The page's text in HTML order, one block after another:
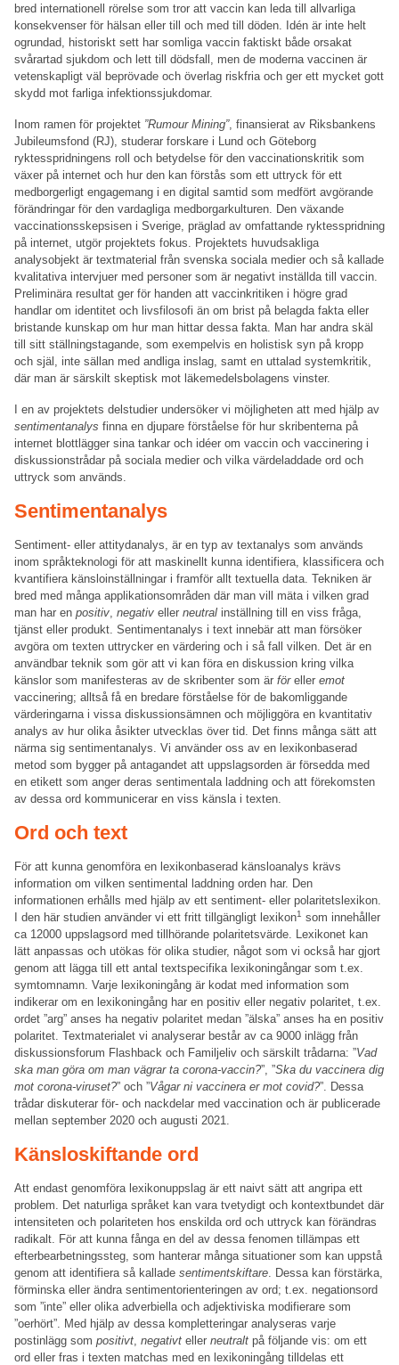
bred internationell rörelse som tror att vaccin kan leda till allvarliga
konsekvenser för hälsan eller till och med till döden. Idén är inte helt
ogrundad, historiskt sett har somliga vaccin faktiskt både orsakat
svårartad sjukdom och lett till dödsfall, men de moderna vaccinen är
vetenskapligt väl beprövade och överlag riskfria och ger ett mycket gott
skydd mot farliga infektionssjukdomar.
Inom ramen för projektet ”Rumour Mining”, finansierat av Riksbankens
Jubileumsfond (RJ), studerar forskare i Lund och Göteborg
ryktesspridningens roll och betydelse för den vaccinationskritik som
växer på internet och hur den kan förstås som ett uttryck för ett
medborgerligt engagemang i en digital samtid som medfört avgörande
förändringar för den vardagliga medborgarkulturen. Den växande
vaccinationsskepsisen i Sverige, präglad av omfattande ryktesspridning
på internet, utgör projektets fokus. Projektets huvudsakliga
analysobjekt är textmaterial från svenska sociala medier och så kallade
kvalitativa intervjuer med personer som är negativt inställda till vaccin.
Preliminära resultat ger för handen att vaccinkritiken i högre grad
handlar om identitet och livsfilosofi än om brist på belagda fakta eller
bristande kunskap om hur man hittar dessa fakta. Man har andra skäl
till sitt ställningstagande, som exempelvis en holistisk syn på kropp
och själ, inte sällan med andliga inslag, samt en uttalad systemkritik,
där man är särskilt skeptisk mot läkemedelsbolagens vinster.
I en av projektets delstudier undersöker vi möjligheten att med hjälp av
sentimentanalys finna en djupare förståelse för hur skribenterna på
internet blottlägger sina tankar och idéer om vaccin och vaccinering i
diskussionstrådar på sociala medier och vilka värdeladdade ord och
uttryck som används.
Sentimentanalys
Sentiment- eller attitydanalys, är en typ av textanalys som används
inom språkteknologi för att maskinellt kunna identifiera, klassificera och
kvantifiera känsloinställningar i framför allt textuella data. Tekniken är
bred med många applikationsområden där man vill mäta i vilken grad
man har en positiv negativ eller neutral inställning till en viss fråga,
tjänst eller produkt. Sentimentanalys i text innebär att man försöker
avgöra om texten uttrycker en värdering och i så fall vilken. Det är en
användbar teknik som gör att vi kan föra en diskussion kring vilka
känslor som manifesteras av de skribenter som är föreller emot
vaccinering; alltså få en bredare förståelse för de bakomliggande
värderingarna i vissa diskussionsämnen och möjliggöra en kvantitativ
analys av hur olika åsikter utvecklas över tid. Det finns många sätt att
närma sig sentimentanalys. Vi använder oss av en lexikonbaserad
metod som bygger på antagandet att uppslagsorden är försedda med
en etikett som anger deras sentimentala laddning och att förekomsten
av dessa ord kommunicerar en viss känsla i texten.
Ord och text
För att kunna genomföra en lexikonbaserad känsloanalys krävs
information om vilken sentimental laddning orden har. Den
informationen erhålls med hjälp av ett sentiment- eller polaritetslexikon.
I den här studien använder vi ett fritt tillgängligt lexikon1 som innehåller
ca 12000 uppslagsord med tillhörande polaritetsvärde. Lexikonet kan
lätt anpassas och utökas för olika studier, något som vi också har gjort
genom att lägga till ett antal textspecifika lexikoningångar som t.ex.
symtomnamn. Varje lexikoningång är kodat med information som
indikerar om en lexikoningång har en positiv eller negativ polaritet, t.ex.
ordet ”arg” anses ha negativ polaritet medan ”älska” anses ha en positiv
polaritet. Textmaterialet vi analyserar består av ca 9000 inlägg från
diskussionsforum Flashback och Familjeliv och särskilt trådarna: ”Vad
ska man göra om man vägrar ta corona-vaccin?”, ”Ska du vaccinera dig
mot corona-viruset?” och ”Vågar ni vaccinera er mot covid?”. Dessa
trådar diskuterar för- och nackdelar med vaccination och är publicerade
mellan september 2020 och augusti 2021.
Känsloskiftande ord
Att endast genomföra lexikonuppslag är ett naivt sätt att angripa ett
problem. Det naturliga språket kan vara tvetydigt och kontextbundet där
intensiteten och polariteten hos enskilda ord och uttryck kan förändras
radikalt. För att kunna fånga en del av dessa fenomen tillämpas ett
efterbearbetningssteg, som hanterar många situationer som kan uppstå
genom att identifiera så kallade sentimentskiftare . Dessa kan förstärka,
förminska eller ändra sentimentorienteringen av ord; t.ex. negationsord
som ”inte” eller olika adverbiella och adjektiviska modifierare som
”oerhört”. Med hjälp av dessa kompletteringar analyseras varje
postinlägg som positivt negativt eller neutralt på följande vis: om ett
ord eller fras i texten matchas med en lexikoningång tilldelas ett